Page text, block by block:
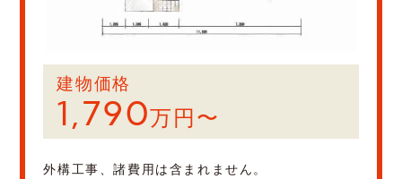
建物価格
1,790万円〜
外構工事、諸費用は含まれません。